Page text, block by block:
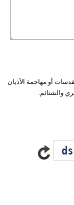
أو مهاجمة الأديان
والشتائم.